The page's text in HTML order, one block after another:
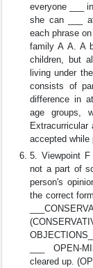
everyone ___
she can ___
each phrase
family A A. A
children, but
living under
consists of
difference in
age groups,
accepted while
5. Viewpoint
not a part of
person's
the correct
___ OPEN-
cleared up.